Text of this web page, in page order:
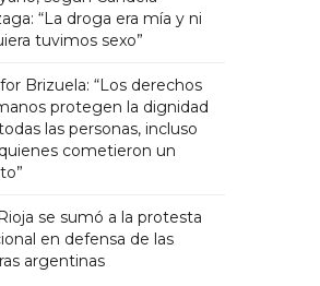
“La droga era mía y ni
tuvimos sexo”
Brizuela: “Los derechos
protegen la dignidad
las personas, incluso
cometieron un
se sumó a la protesta
en defensa de las
argentinas